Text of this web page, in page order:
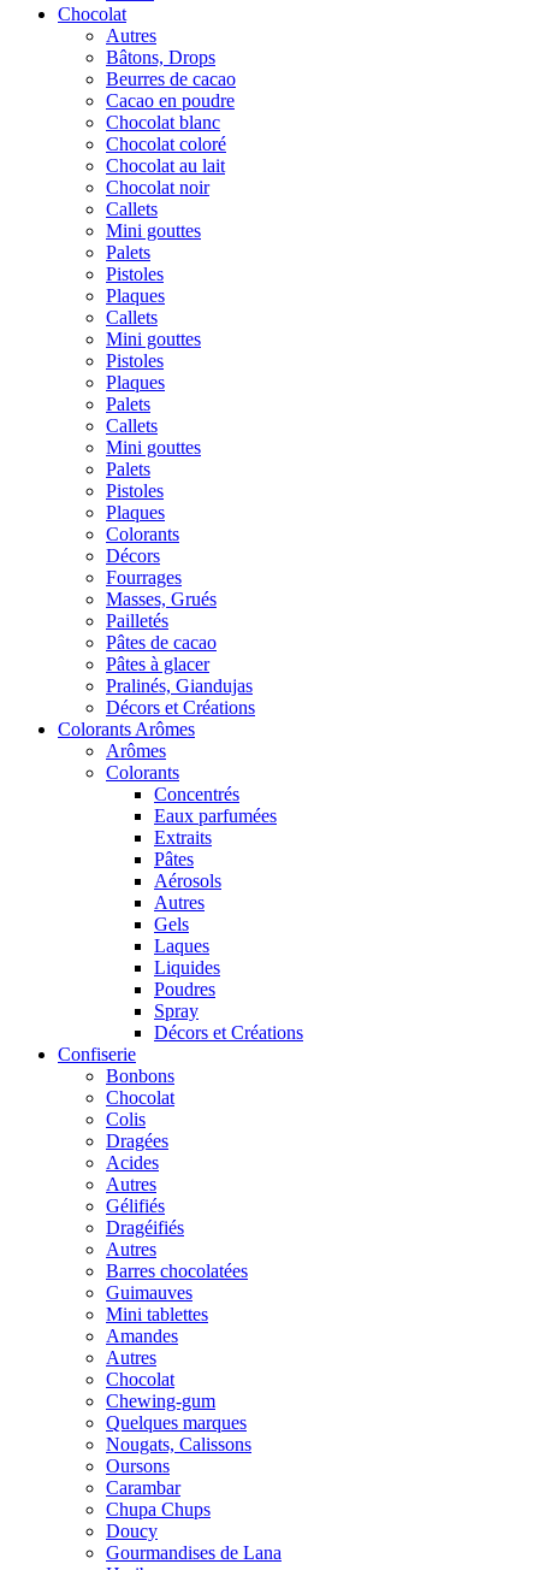
Chocolat
Autres
Bâtons, Drops
Beurres de cacao
Cacao en poudre
Chocolat blanc
Chocolat coloré
Chocolat au lait
Chocolat noir
Callets
Mini gouttes
Palets
Pistoles
Plaques
Callets
Mini gouttes
Pistoles
Plaques
Palets
Callets
Mini gouttes
Palets
Pistoles
Plaques
Colorants
Décors
Fourrages
Masses, Grués
Pailletés
Pâtes de cacao
Pâtes à glacer
Pralinés, Giandujas
Décors et Créations
Colorants Arômes
Arômes
Colorants
Concentrés
Eaux parfumées
Extraits
Pâtes
Aérosols
Autres
Gels
Laques
Liquides
Poudres
Spray
Décors et Créations
Confiserie
Bonbons
Chocolat
Colis
Dragées
Acides
Autres
Gélifiés
Dragéifiés
Autres
Barres chocolatées
Guimauves
Mini tablettes
Amandes
Autres
Chocolat
Chewing-gum
Quelques marques
Nougats, Calissons
Oursons
Carambar
Chupa Chups
Doucy
Gourmandises de Lana